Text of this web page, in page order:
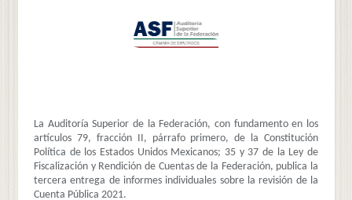
La Auditoría Superior de la Federación, con fundamento en los
artículos 79, fracción II, párrafo primero, de la Constitución
Política de los Estados Unidos Mexicanos; 35 y 37 de la Ley de
Fiscalización y Rendición de Cuentas de la Federación, publica la
tercera entrega de informes individuales sobre la revisión de la
Cuenta Pública 2021.